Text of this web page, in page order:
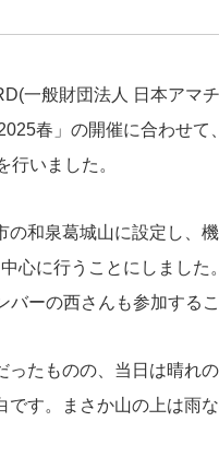
一般財団法人 日本アマ
春」の開催に合わせて
行いました。
の和泉葛城山に設定し、
心に行うことにしました
ーの西さんも参加する
たものの、当日は晴れ
す。まさか山の上は雨